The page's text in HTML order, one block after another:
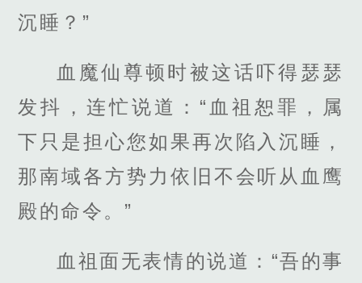
沉睡？”
血魔仙尊顿时被这话吓得瑟瑟
发抖，连忙说道：“血祖恕罪，属
下只是担心您如果再次陷入沉睡，
那南域各方势力依旧不会听从血鹰
殿的命令。”
血祖面无表情的说道：“吾的事